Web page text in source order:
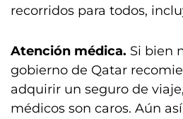
recorridos para todos,
Atención médica. Si bien
gobierno de Qatar
adquirir un seguro de
médicos son caros. Aún